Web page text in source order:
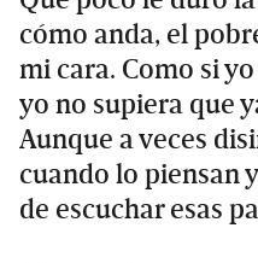
cómo anda, el
mi cara. Como si
yo no supiera que
Aunque a veces
cuando lo piensan
de escuchar esas